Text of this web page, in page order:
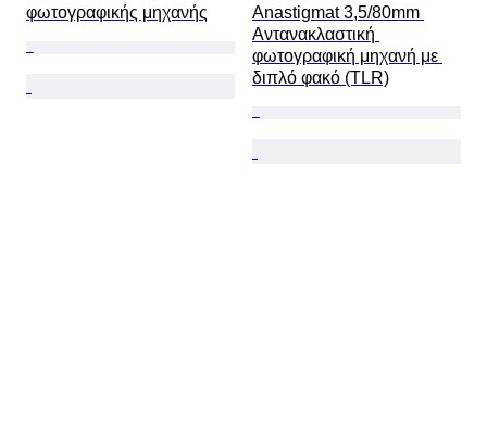
φωτογραφικής μηχανής
Anastigmat 3,5/80mm
Αντανακλαστική
φωτογραφική μηχανή με
διπλό φακό (TLR)